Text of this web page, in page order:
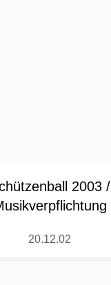
2003 /
20.12.02